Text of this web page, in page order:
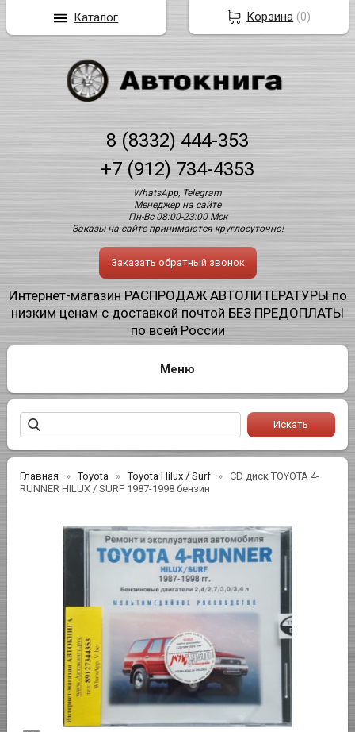
8 (8332) 444-353
+7 (912) 734-4353
WhatsApp, Telegram
Менеджер на сайте
Пн-Вс 08:00-23:00 Мск
Заказы на сайте принимаются круглосуточно!
Заказать обратный звонок
Интернет-магазин РАСПРОДАЖ АВТОЛИТЕРАТУРЫ по
низким ценам с доставкой почтой БЕЗ ПРЕДОПЛАТЫ
по всей России
Главная Toyota Toyota Hilux / Surf
CD диск TOYOTA 4-
RUNNER HILUX / SURF 1987-1998 бензин
Корзина (0)
Каталог